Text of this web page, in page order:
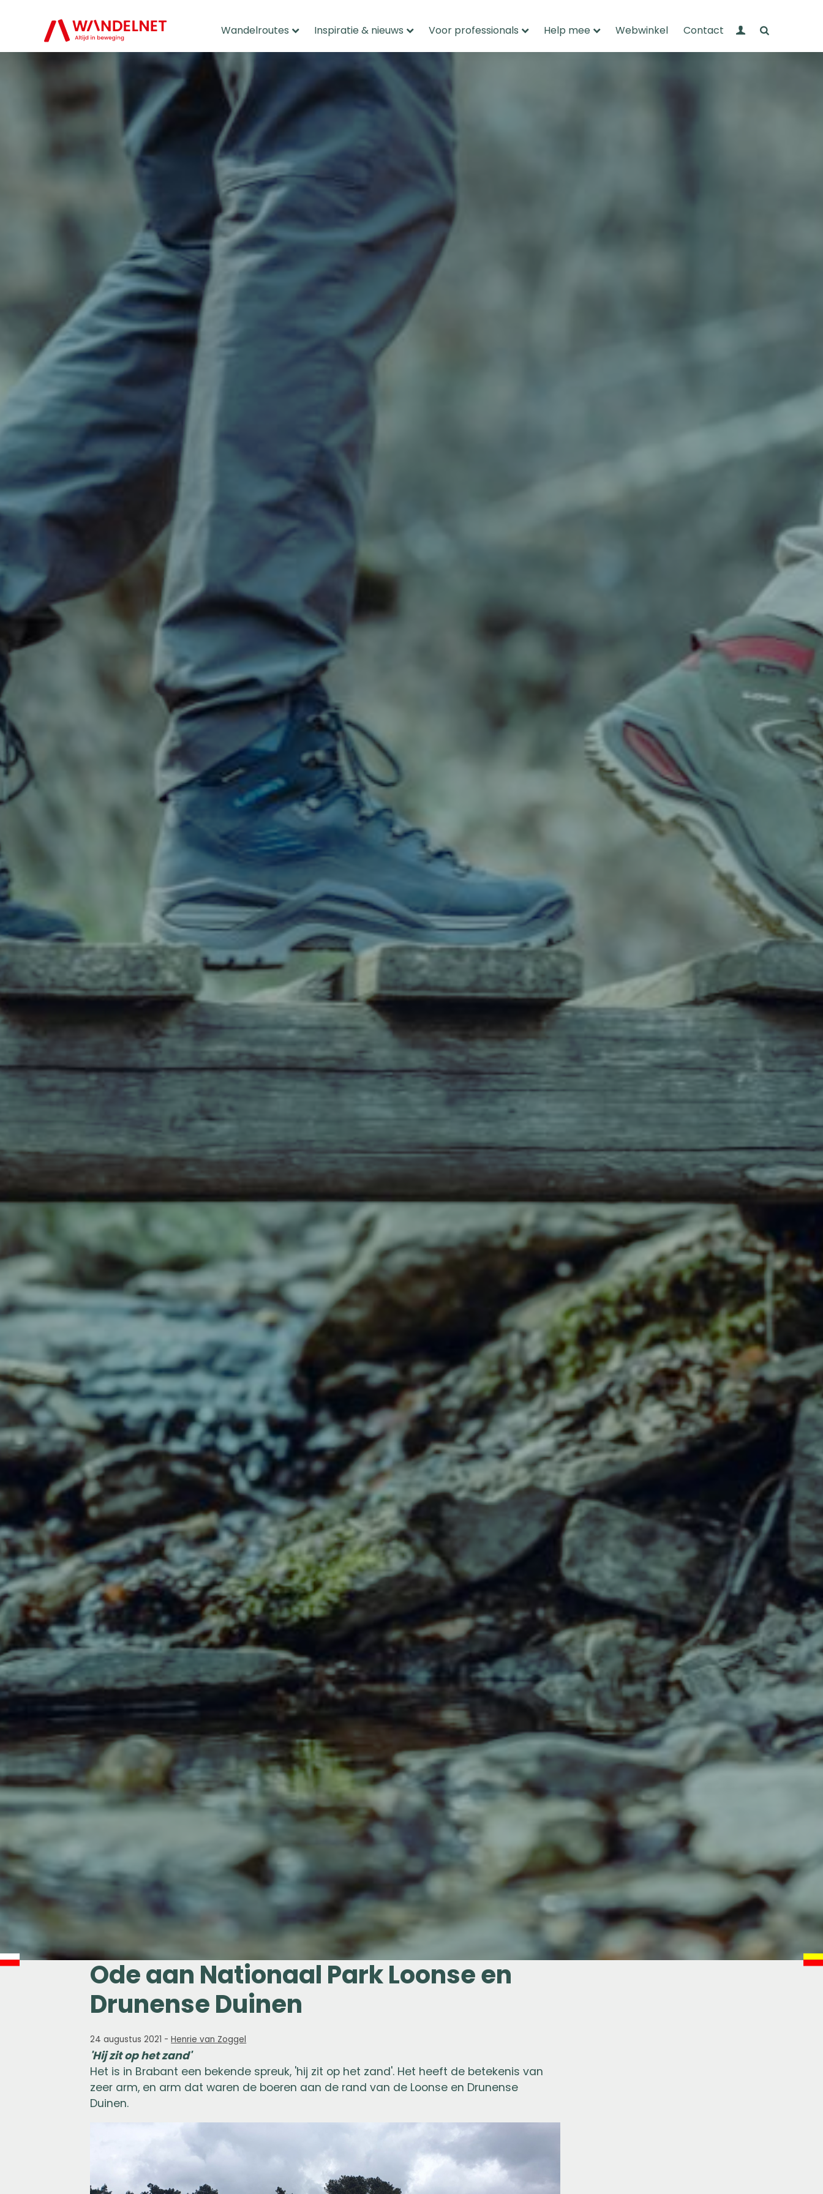
Wandelroutes Inspiratie & nieuws Voor professionals Help mee Webwinkel Contact Mijn Wandelnet
Ode aan Nationaal Park Loonse en
Drunense Duinen
24 augustus 2021 -Henrie van Zoggel
'Hij zit op het zand'
Het is in Brabant een bekende spreuk, 'hij zit op het zand'. Het heeft de betekenis van
zeer arm, en arm dat waren de boeren aan de rand van de Loonse en Drunense
Duinen.